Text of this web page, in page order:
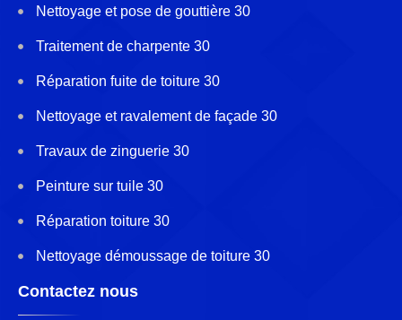
Nettoyage et pose de gouttière 30
Traitement de charpente 30
Réparation fuite de toiture 30
Nettoyage et ravalement de façade 30
Travaux de zinguerie 30
Peinture sur tuile 30
Réparation toiture 30
Nettoyage démoussage de toiture 30
Contactez nous